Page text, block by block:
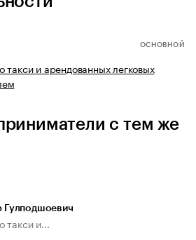
ОСНОВНОЙ
такси и арендованных легковых
с тем же
Гулподшоевич
такси и...